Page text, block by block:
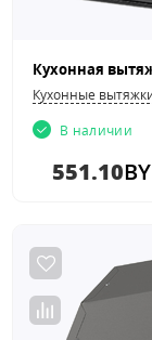
Кухонная
Кухонные
В наличии
551.10